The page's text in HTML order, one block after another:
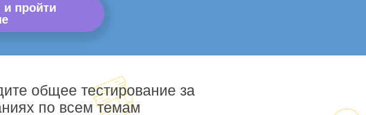
и пройти
общее тестирование за
по всем темам